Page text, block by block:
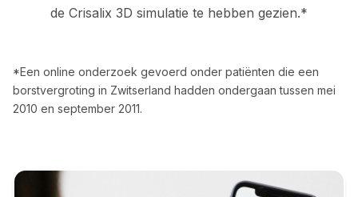
de Crisalix 3D simulatie te hebben gezien.*
*Een online onderzoek gevoerd onder patiënten die een
borstvergroting in Zwitserland hadden ondergaan tussen mei
2010 en september 2011.